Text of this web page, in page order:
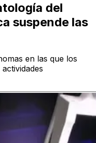
del
suspende las
en las que los